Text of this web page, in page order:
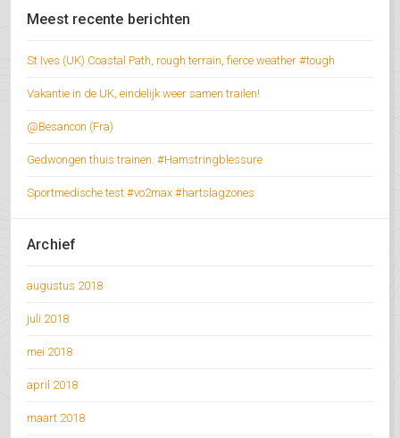
Meest recente berichten
St Ives (UK) Coastal Path, rough terrain, fierce weather #tough
Vakantie in de UK, eindelijk weer samen trailen!
@Besancon (Fra)
Gedwongen thuis trainen. #Hamstringblessure
Sportmedische test #vo2max #hartslagzones
Archief
augustus 2018
juli 2018
mei 2018
april 2018
maart 2018